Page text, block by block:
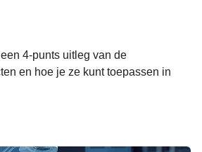
4-punts uitleg van de
en hoe je ze kunt toepassen in